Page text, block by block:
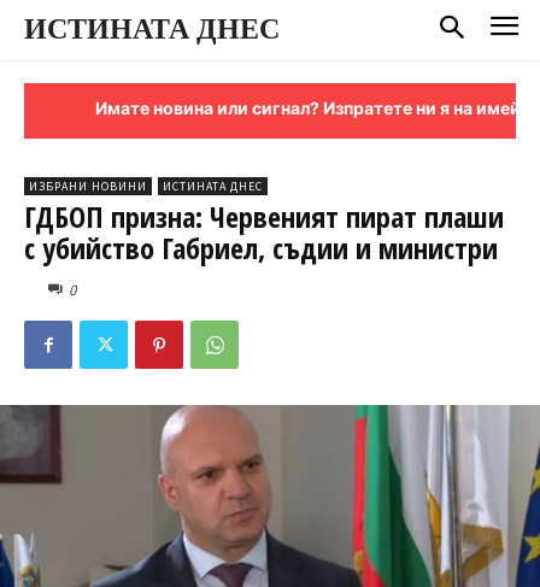
ИСТИНАТА ДНЕС
Имате новина или сигнал? Изпратете ни я на имейл:
ИЗБРАНИ НОВИНИ ИСТИНАТА ДНЕС
ГДБОП призна: Червеният пират плаши
с убийство Габриел, съдии и министри
0